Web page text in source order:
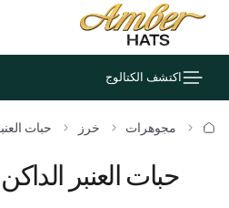
اكتشف الكتالوج
مجوهرات خرز حبات
حبات العنبر الداكن